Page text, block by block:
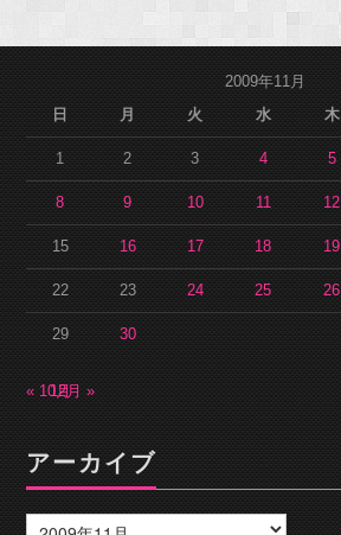
2009年11月
日
月 火 水 木
1 2 3 4 5
8 9 10 11 12
15 16 17 18 19
22 23 24 25 26
29 30
« 10月12月 »
アーカイブ
ー